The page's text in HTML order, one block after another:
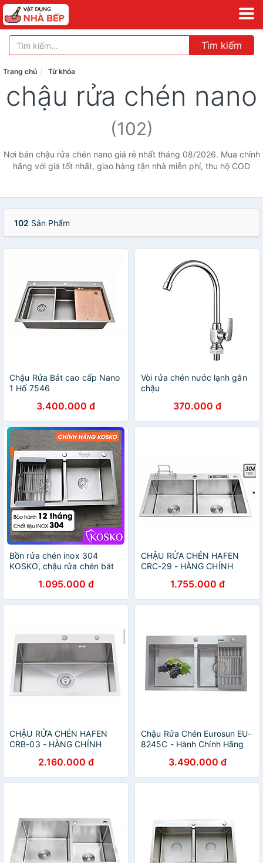
Tìm kiếm
Trang chủ Từ khóa
chậu rửa chén nano
(102)
Nơi bán chậu rửa chén nano giá rẻ nhất tháng 08/2026. Mua chính
hãng với giá tốt nhất, giao hàng tận nhà miễn phí, thu hộ COD
102 Sản Phẩm
Chậu Rửa Bát cao cấp Nano
1 Hố 7546
3.400.000 đ
Vòi rửa chén nước lạnh gắn
chậu
370.000 đ
Bồn rửa chén inox 304
KOSKO, chậu rửa chén bát
nhiều loại vòi nước rửa chén
1.095.000 đ
CHẬU RỬA CHÉN HAFEN
CRC-29 - HÀNG CHÍNH
1.755.000 đ
CHẬU RỬA CHÉN HAFEN
CRB-03 - HÀNG CHÍNH
2.160.000 đ
Chậu Rửa Chén Eurosun EU-
8245C - Hành Chính Hãng
3.490.000 đ